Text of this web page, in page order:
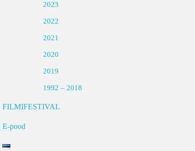
2023
2022
2021
2020
2019
1992 – 2018
FILMIFESTIVAL
E-pood